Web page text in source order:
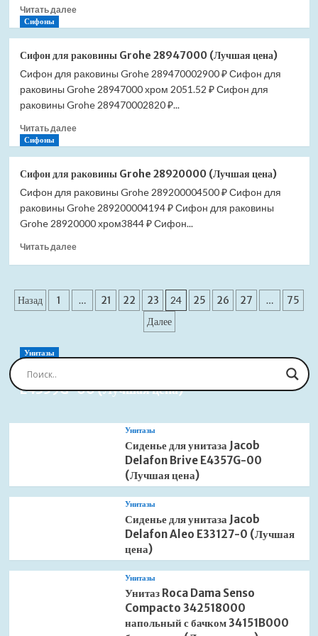
цена)
Читать далееПрочитать
для
раковины
Orio
А-3202
1/4"*40
гибкой
40/50
(Лучшая
цена)
Сифоны
Сифон для раковины Grohe 28947000 (Лучшая цена)
Сифон для раковины Grohe 289470002900 ₽ Сифон для
раковины Grohe 28947000 хром 2051.52 ₽ Сифон для
раковины Grohe 289470002820 ₽...
Читать далееПрочитать
для
раковины
Grohe
28947000
цена)
Сифоны
Сифон для раковины Grohe 28920000 (Лучшая цена)
Сифон для раковины Grohe 289200004500 ₽ Сифон для
раковины Grohe 289200004194 ₽ Сифон для раковины
Grohe 28920000 хром3844 ₽ Сифон...
Читать далееПрочитать
раковины
Пагинация
Назад 1 … 21 22 23 24 25 26 27 …
75
Далее
Унитазы
Сиденье для унитаза Jacob Delafon Brive
E4359G-00 (Лучшая цена)
Унитазы
Сиденье для унитаза Jacob
Delafon Brive E4357G-00
(Лучшая цена)
Унитазы
Сиденье для унитаза Jacob
Delafon Aleo E33127-0 (Лучшая
цена)
Унитазы
Унитаз Roca Dama Senso
Compacto 342518000
напольный с бачком 34151B000